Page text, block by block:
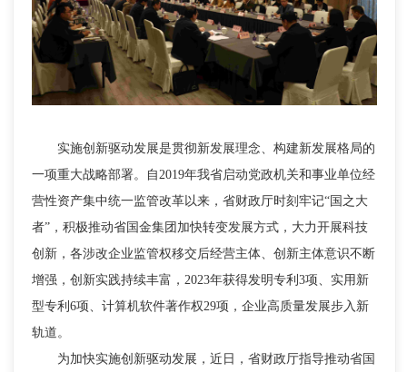
实施创新驱动发展是贯彻新发展理念、构建新发展格局的
一项重大战略部署。自2019年我省启动党政机关和事业单位经
营性资产集中统一监管改革以来，省财政厅时刻牢记“国之大
者”，积极推动省国金集团加快转变发展方式，大力开展科技
创新，各涉改企业监管权移交后经营主体、创新主体意识不断
增强，创新实践持续丰富，2023年获得发明专利3项、实用新
型专利6项、计算机软件著作权29项，企业高质量发展步入新
轨道。
为加快实施创新驱动发展，近日，省财政厅指导推动省国